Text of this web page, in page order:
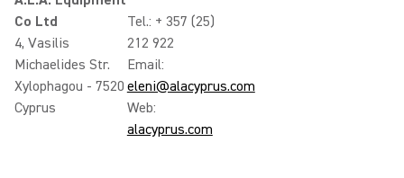
Co Ltd
4, Vasilis
Michaelides Str.
Xylophagou - 7520
Cyprus
Tel.: + 357 (25)
212 922
Email:
eleni@alacyprus.com
Web:
alacyprus.com